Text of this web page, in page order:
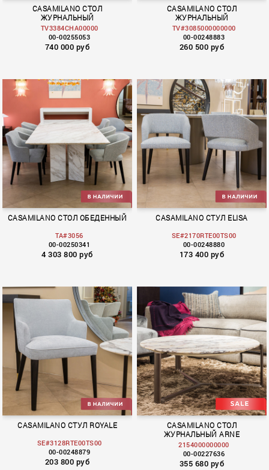
CASAMILANO СТОЛ
ЖУРНАЛЬНЫЙ
TV3384CHA00000
00-00255053
740 000 руб
CASAMILANO СТОЛ
ЖУРНАЛЬНЫЙ
TV#3085000000000
00-00248883
260 500 руб
CASAMILANO СТОЛ ОБЕДЕННЫЙ
TA#3056
00-00250341
4 303 800 руб
CASAMILANO СТУЛ ELISA
SE#2170RTE00TS00
00-00248880
173 400 руб
CASAMILANO СТУЛ ROYALE
SE#3128RTE00TS00
00-00248879
203 800 руб
CASAMILANO СТОЛ
ЖУРНАЛЬНЫЙ ARNE
2154000000000
00-00227636
355 680 руб